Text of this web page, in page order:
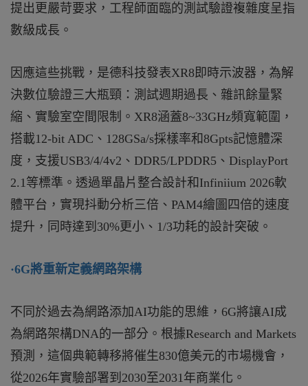
提出更嚴苛要求，工程師面臨的測試驗證複雜度呈指
數級成長。
因應這些挑戰，是德科技發表XR8即時示波器，為解
決數位驗證三大瓶頸：測試週期過長、雜訊餘量緊
縮、實驗室空間限制。XR8涵蓋8~33GHz頻寬範圍，
搭載12-bit ADC、128GSa/s採樣率和8Gpts記憶體深
度，支援USB3/4/4v2、DDR5/LPDDR5、DisplayPort
2.1等標準。透過單晶片整合設計和Infiniium 2026軟
體平台，實現抖動分析三倍、PAM4繪圖四倍的速度
提升，同時達到30%更小、1/3功耗的設計突破。
·6G將重新定義網路架構
不同於過去為網路添加AI功能的思維，6G將讓AI成
為網路架構DNA的一部分。根據Research and Markets
預測，這個典範轉移將催生830億美元的市場機會，
從2026年實驗部署到2030至2031年商業化。